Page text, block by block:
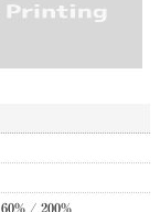
60% / 200%